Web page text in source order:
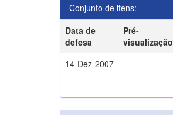
Conjunto de itens:
Data de
defesa
Pré-
visualização
14-Dez-2007